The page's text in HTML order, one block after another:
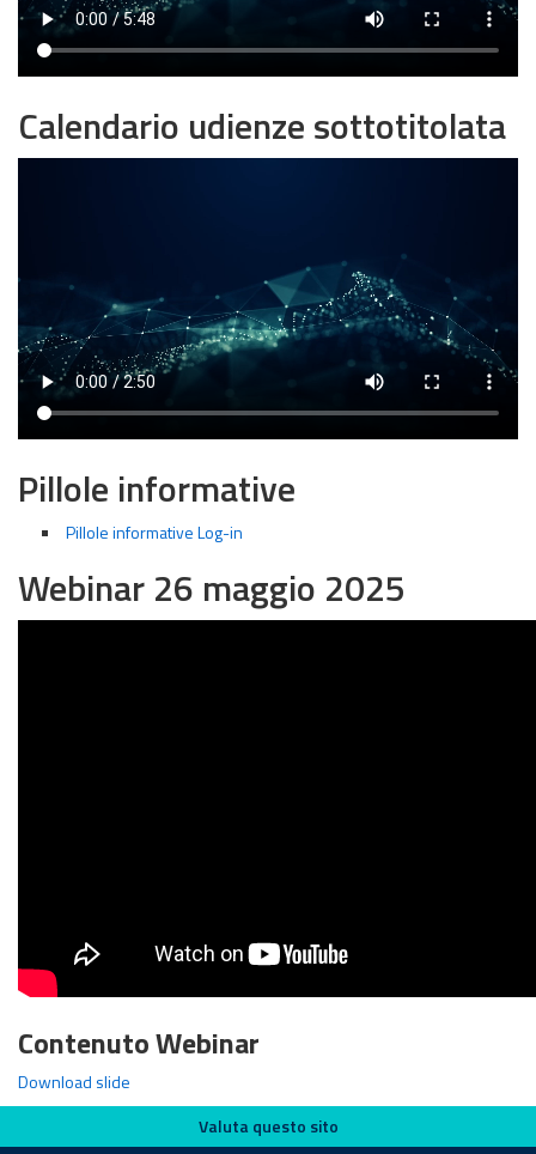
Calendario udienze sottotitolata
Pillole informative
Pillole informative Log-in
Webinar 26 maggio 2025
Contenuto Webinar
Download slide
Valuta questo sito
Valuta questo sito